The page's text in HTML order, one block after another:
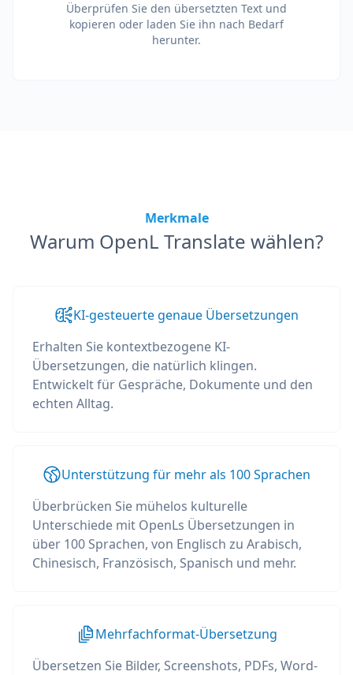
Überprüfen Sie den übersetzten Text und
kopieren oder laden Sie ihn nach Bedarf
herunter.
Merkmale
Warum OpenL Translate wählen?
KI-gesteuerte genaue Übersetzungen
Erhalten Sie kontextbezogene KI-
Übersetzungen, die natürlich klingen.
Entwickelt für Gespräche, Dokumente und den
echten Alltag.
Unterstützung für mehr als 100 Sprachen
Überbrücken Sie mühelos kulturelle
Unterschiede mit OpenLs Übersetzungen in
über 100 Sprachen, von Englisch zu Arabisch,
Chinesisch, Französisch, Spanisch und mehr.
Mehrfachformat-Übersetzung
Übersetzen Sie Bilder, Screenshots, PDFs, Word-